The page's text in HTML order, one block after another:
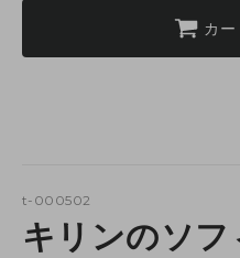
カ
t-000502
キリンのソ